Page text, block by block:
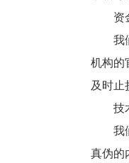
资
我
机构的
及时止
技
我
真伪的